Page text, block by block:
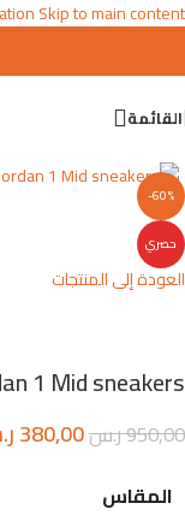
Skip to main content
القائمة
-60%
حصري
العودة إلى المنتجات
1 Mid sneakers
950,00ر.س380,00
المقاس